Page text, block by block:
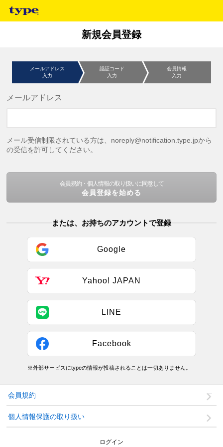
新規会員登録
メールアドレス
入力
認証コード
入力
会員情報
入力
メールアドレス
メール受信制限されている方は、noreply@notification.type.jpから
の受信を許可してください。
会員規約・個人情報の取り扱いに同意して
会員登録を始める
または、お持ちのアカウントで登録
Google
Yahoo! JAPAN
LINE
Facebook
※外部サービスにtypeの情報が投稿されることは一切ありません。
会員規約
個人情報保護の取り扱い
ログイン